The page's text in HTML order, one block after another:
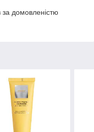
домовленістю